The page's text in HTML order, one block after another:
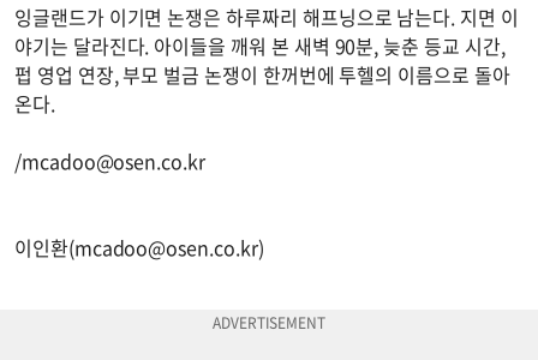
잉글랜드가 이기면 논쟁은 하루짜리 해프닝으로 남는다. 지면 이
야기는 달라진다. 아이들을 깨워 본 새벽 90분, 늦춘 등교 시간,
펍 영업 연장, 부모 벌금 논쟁이 한꺼번에 투헬의 이름으로 돌아
온다.
/mcadoo@osen.co.kr
이인환(mcadoo@osen.co.kr)